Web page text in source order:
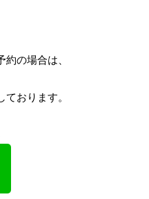
の場合は、
おります。